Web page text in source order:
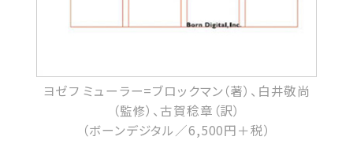
ヨゼフ ミューラー=ブロックマン（著）、白井敬尚
（監修）、古賀稔章（訳）
（ボーンデジタル／6,500円＋税）